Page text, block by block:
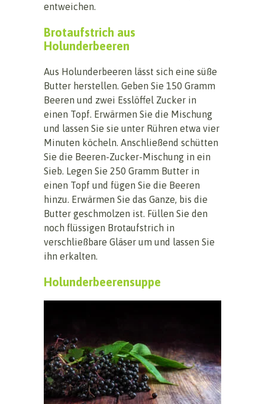
entweichen.
Brotaufstrich aus
Holunderbeeren
Aus Holunderbeeren lässt sich eine süße
Butter herstellen. Geben Sie 150 Gramm
Beeren und zwei Esslöffel Zucker in
einen Topf. Erwärmen Sie die Mischung
und lassen Sie sie unter Rühren etwa vier
Minuten köcheln. Anschließend schütten
Sie die Beeren-Zucker-Mischung in ein
Sieb. Legen Sie 250 Gramm Butter in
einen Topf und fügen Sie die Beeren
hinzu. Erwärmen Sie das Ganze, bis die
Butter geschmolzen ist. Füllen Sie den
noch flüssigen Brotaufstrich in
verschließbare Gläser um und lassen Sie
ihn erkalten.
Holunderbeerensuppe